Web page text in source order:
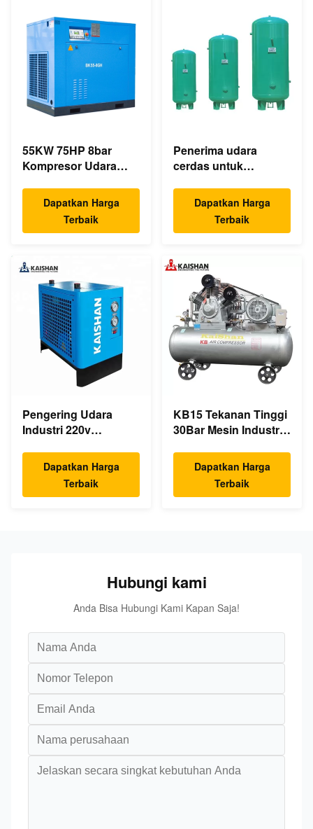
55KW 75HP 8bar
Kompresor Udara
350cfm Drive
Langsung Asinkron
Dapatkan Harga
Terbaik
Penerima udara
cerdas untuk
ekspansi Kompresor
Udara 1.0m³
Dapatkan Harga
Terbaik
Pengering Udara
Industri 220v
Terkompresi Listrik
Pendingin
Dapatkan Harga
Terbaik
KB15 Tekanan Tinggi
30Bar Mesin Industri
Piston 15kw 20hp
Kebisingan Rendah
Dapatkan Harga
Terbaik
Hubungi kami
Anda Bisa Hubungi Kami Kapan Saja!